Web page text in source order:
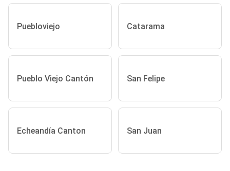
Puebloviejo Catarama
Pueblo Viejo Cantón San Felipe
Echeandía Canton San Juan